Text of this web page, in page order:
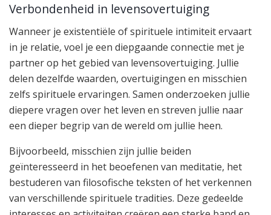
Verbondenheid in levensovertuiging
Wanneer je existentiële of spirituele intimiteit ervaart
in je relatie, voel je een diepgaande connectie met je
partner op het gebied van levensovertuiging. Jullie
delen dezelfde waarden, overtuigingen en misschien
zelfs spirituele ervaringen. Samen onderzoeken jullie
diepere vragen over het leven en streven jullie naar
een dieper begrip van de wereld om jullie heen.
Bijvoorbeeld, misschien zijn jullie beiden
geïnteresseerd in het beoefenen van meditatie, het
bestuderen van filosofische teksten of het verkennen
van verschillende spirituele tradities. Deze gedeelde